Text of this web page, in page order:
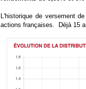
L'historique de versement
actions françaises. Déjà 15